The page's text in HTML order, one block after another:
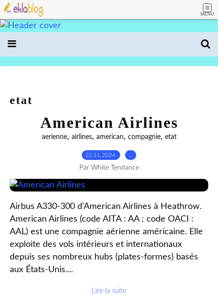
MENU
etat
American Airlines
aerienne, airlines, american, compagnie, etat
22.11.2024
Par White Tendance
Airbus A330-300 d'American Airlines à Heathrow.
American Airlines (code AITA : AA ; code OACI :
AAL) est une compagnie aérienne américaine. Elle
exploite des vols intérieurs et internationaux
depuis ses nombreux hubs (plates-formes) basés
aux États-Unis....
Lire la suite